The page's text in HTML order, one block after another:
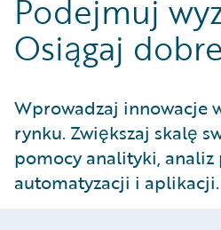
Podejmuj
Osiągaj
Wprowadzaj innowacje
rynku. Zwiększaj skalę
pomocy analityki, analiz
automatyzacji i aplikacji.